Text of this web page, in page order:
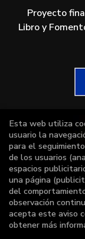
Proyecto
Libro y
Esta web utiliza
usuario la
para el
de los usuarios
espacios
una página
del
observación
acepta este aviso
obtener más